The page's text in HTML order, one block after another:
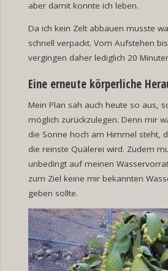
aber damit konnte ich leben.
Da ich kein Zelt abbauen musste
schnell verpackt. Vom Aufstehen
vergingen daher lediglich 20
Eine erneute körperliche
Mein Plan sah auch heute so aus,
möglich zurückzulegen. Denn mir
die Sonne hoch am Himmel steht,
die reinste Quälerei wird. Zudem
unbedingt auf meinen
zum Ziel keine mir bekannten
geben sollte.